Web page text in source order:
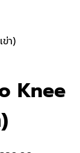
า)
Knee